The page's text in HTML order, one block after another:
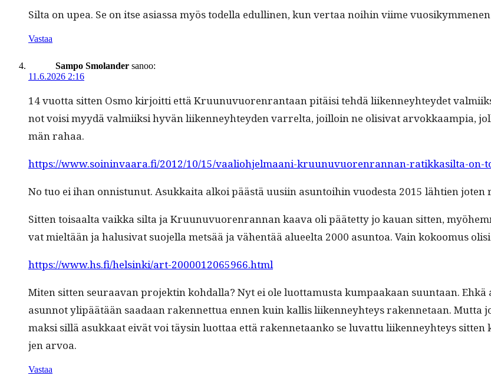
Sil­ta on upea. Se on itse asi­as­sa myös todel­la edulli­nen, kun ver­taa noi­hin viime
Vastaa
Sampo Smolander sanoo:
11.6.2026 2:16
14 vuot­ta sit­ten Osmo kir­joit­ti että Kru­unuvuoren­ran­taan pitäisi tehdä liiken­ney­htey­det
not voisi myy­dä valmi­ik­si hyvän liiken­ney­htey­den var­relta, joil­loin ne oli­si­vat arvokkaampia,
män rahaa.
https://www.soininvaara.fi/2012/10/15/vaaliohjelmaani-kruunuvuorenrannan-ratikkasilta-on-
No tuo ei ihan onnis­tunut. Asukkai­ta alkoi päästä uusi­in asun­toi­hin vuodes­ta 2015 läh­tien
Sit­ten toisaal­ta vaik­ka sil­ta ja Kru­unuvuoren­ran­nan kaa­va oli päätet­ty jo kauan sit­ten,
vat mieltään ja halu­si­vat suo­jel­la met­sää ja vähen­tää alueelta 2000 asun­toa. Vain kokoomus
https://www.hs.fi/helsinki/art-2000012065966.html
Miten sit­ten seu­raa­van pro­jek­tin kohdal­la? Nyt ei ole luot­ta­mus­ta kumpaakaan suun­taan.
asun­not ylipäätään saadaan raken­net­tua ennen kuin kallis liiken­ney­hteys raken­netaan.
mak­si sil­lä asukkaat eivät voi täysin luot­taa että raken­netaanko se luvat­tu liiken­ney­hteys
jen arvoa.
Vastaa